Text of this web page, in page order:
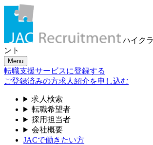
ハイク
ント
Menu
転職支援サービスに登録する
ご登録済みの方求人紹介を申し込む
求人検索
転職希望者
採用担当者
会社概要
JACで働きたい方